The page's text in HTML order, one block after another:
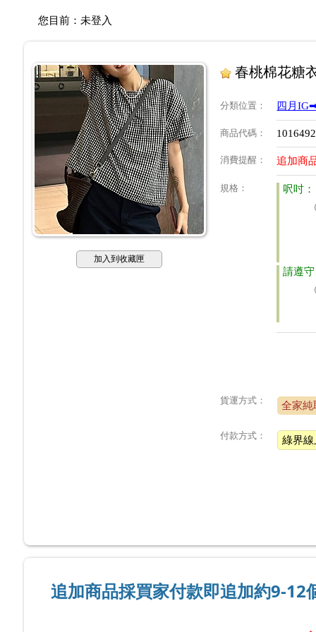
您目前： 未登入
加入到收藏匣
春桃棉花糖
分類位置 ： 四月
商品代碼 ：
消費提醒 ： 追加商
規格 ： 呎吋：
請遵
貨運方式： 全家純
付款方式： 綠界
追加商品採買家付款即追加約9-